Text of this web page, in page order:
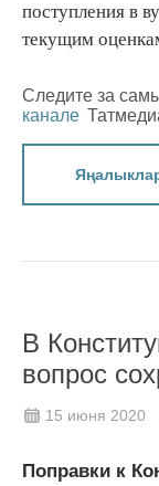
поступления в
текущим
Следите за
канале
В
вопрос
15 июня 2020
Поправки к